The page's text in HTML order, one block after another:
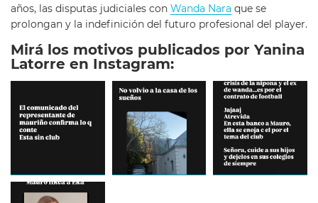
años, las disputas judiciales con Wanda Nara que se
prolongan y la indefinición del futuro profesional del player.
Mirá los motivos publicados por Yanina
Latorre en Instagram: